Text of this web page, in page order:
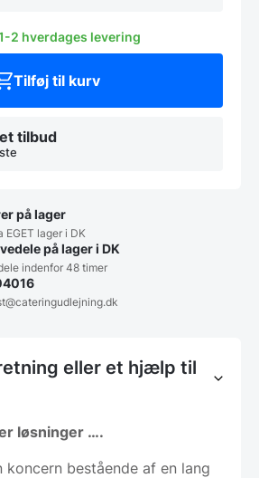
2 hverdages levering
tilbud
Tilføj til kurv
på lager
lager i DK
på lager i DK
indenfor 48 timer
eller et hjælp til
løsninger ….
koncern bestående af en lang